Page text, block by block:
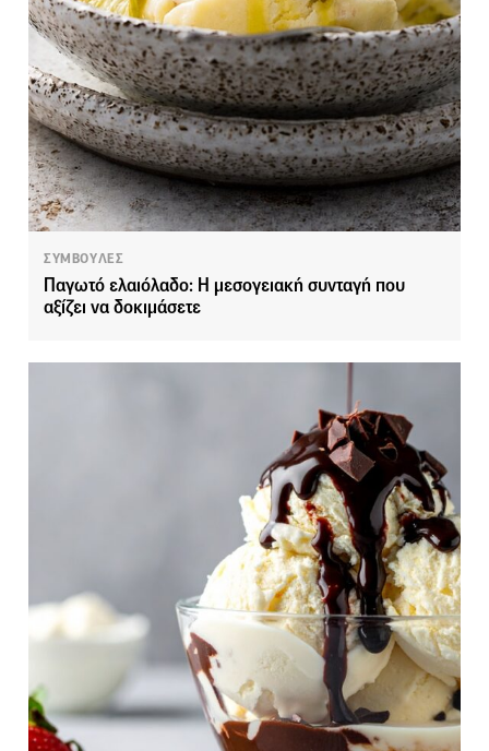
ΣΥΜΒΟΥΛΕΣ
Παγωτό ελαιόλαδο: Η μεσογειακή συνταγή που
αξίζει να δοκιμάσετε